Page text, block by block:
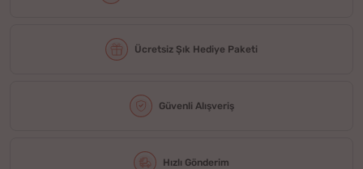
Ücretsiz Şık Hediye Paketi
Güvenli Alışveriş
Hızlı Gönderim